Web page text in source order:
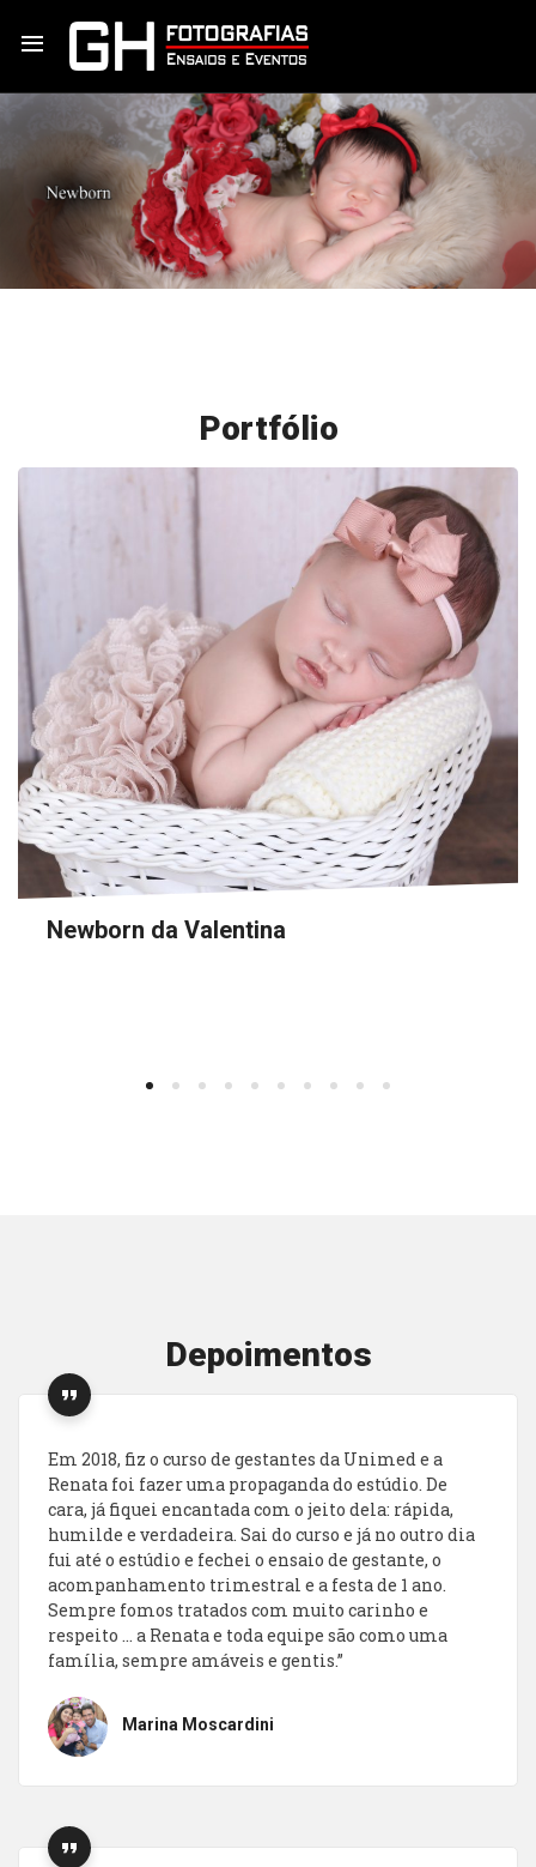
Portfólio
Newborn da Valentina
Newborn da Valentina
Depoimentos
Em 2018, fiz o curso de gestantes da Unimed e a
Renata foi fazer uma propaganda do estúdio. De
cara, já fiquei encantada com o jeito dela: rápida,
humilde e verdadeira. Sai do curso e já no outro dia
fui até o estúdio e fechei o ensaio de gestante, o
acompanhamento trimestral e a festa de 1 ano.
Sempre fomos tratados com muito carinho e
respeito … a Renata e toda equipe são como uma
família, sempre amáveis e gentis.”
Marina Moscardini